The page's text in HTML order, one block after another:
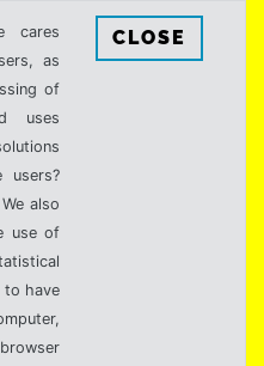
cares
as
of
uses
also
use of
to have
CLOSE